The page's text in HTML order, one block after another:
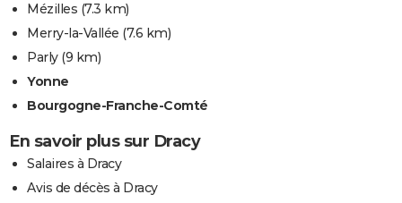
Mézilles (7.3 km)
Merry-la-Vallée (7.6 km)
Parly(9 km)
Yonne
Bourgogne-Franche-Comté
En savoir plus sur Dracy
Salaires à Dracy
Avis de décès à Dracy